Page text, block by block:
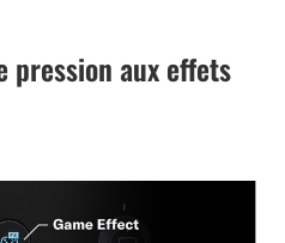
pression aux effets